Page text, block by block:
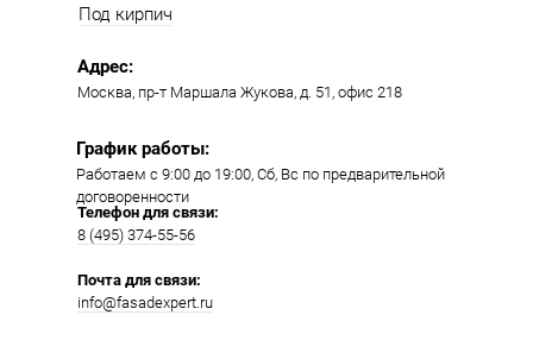
Под кирпич
Работаем с 9:00 до 19:00​, Сб, Вс по предварительной
договоренности
Москва, пр-т Маршала Жукова, д. 51, офис 218​​
Адрес:
График работы:
Телефон для связи:
8 (495) 374-55-56​
Почта для связи:
info@fasadexpert.ru